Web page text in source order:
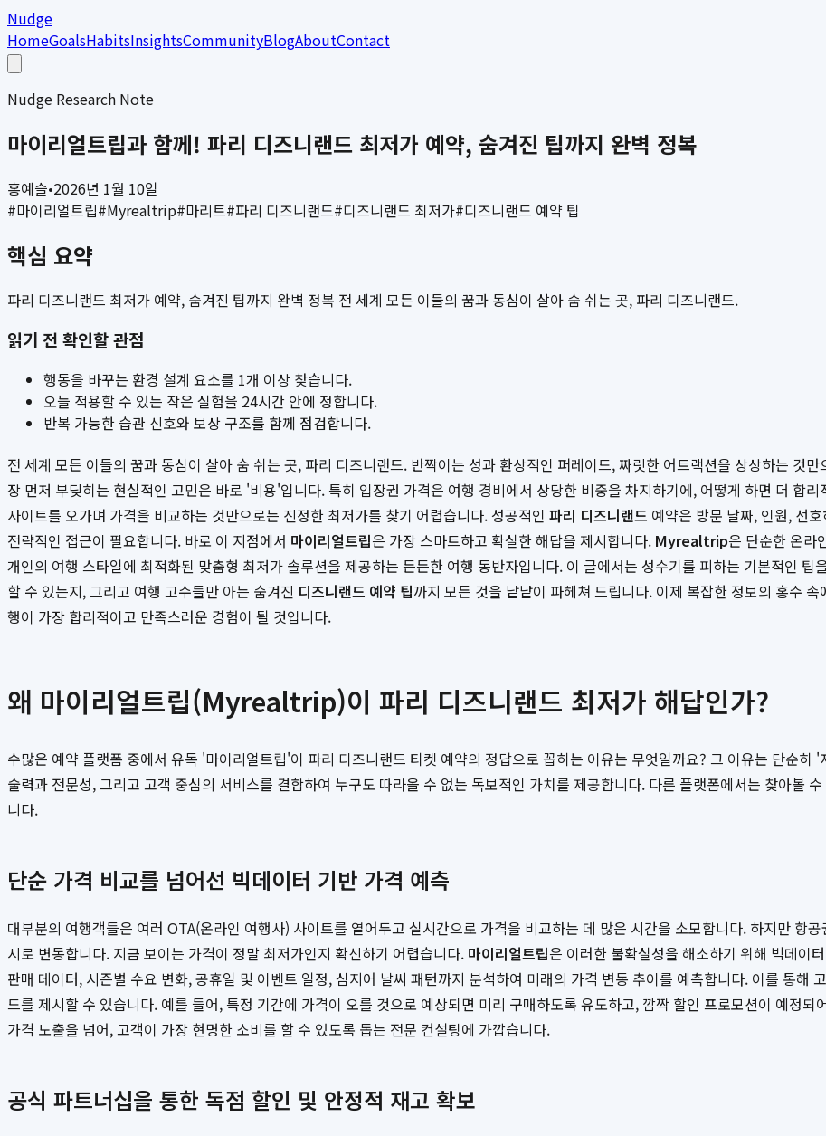
Nudge
HomeGoalsHabitsInsightsCommunityBlogAboutContact
Nudge Research Note
마이리얼트립과 함께! 파리 디즈니랜드 최저가 예약, 숨겨진 팁까지 완벽 정복
홍예슬•2026년 1월 10일
#마이리얼트립#Myrealtrip#마리트#파리 디즈니랜드#디즈니랜드 최저가#디즈니랜드 예약 팁
핵심 요약
파리 디즈니랜드 최저가 예약, 숨겨진 팁까지 완벽 정복 전 세계 모든 이들의 꿈과 동심이 살아 숨 쉬는 곳, 파리 디즈니랜드.
읽기 전 확인할 관점
행동을 바꾸는 환경 설계 요소를 1개 이상 찾습니다.
오늘 적용할 수 있는 작은 실험을 24시간 안에 정합니다.
반복 가능한 습관 신호와 보상 구조를 함께 점검합니다.
전 세계 모든 이들의 꿈과 동심이 살아 숨 쉬는 곳, 파리 디즈니랜드. 반짝이는 성과 환상적인 퍼레이드, 짜릿한 어트랙션을 상상하는 것
장 먼저 부딪히는 현실적인 고민은 바로 '비용'입니다. 특히 입장권 가격은 여행 경비에서 상당한 비중을 차지하기에, 어떻게 하면 더 합
사이트를 오가며 가격을 비교하는 것만으로는 진정한 최저가를 찾기 어렵습니다. 성공적인 파리 디즈니랜드 예약은 방문 날짜, 인원, 선
전략적인 접근이 필요합니다. 바로 이 지점에서 마이리얼트립은 가장 스마트하고 확실한 해답을 제시합니다. Myrealtrip은 단순한 온라
개인의 여행 스타일에 최적화된 맞춤형 최저가 솔루션을 제공하는 든든한 여행 동반자입니다. 이 글에서는 성수기를 피하는 기본적인 팁
할 수 있는지, 그리고 여행 고수들만 아는 숨겨진 디즈니랜드 예약 팁까지 모든 것을 낱낱이 파헤쳐 드립니다. 이제 복잡한 정보의 홍수
행이 가장 합리적이고 만족스러운 경험이 될 것입니다.
왜 마이리얼트립(Myrealtrip)이 파리 디즈니랜드 최저가 해답인가?
수많은 예약 플랫폼 중에서 유독 '마이리얼트립'이 파리 디즈니랜드 티켓 예약의 정답으로 꼽히는 이유는 무엇일까요? 그 이유는 단순히
술력과 전문성, 그리고 고객 중심의 서비스를 결합하여 누구도 따라올 수 없는 독보적인 가치를 제공합니다. 다른 플랫폼에서는 찾아볼
니다.
단순 가격 비교를 넘어선 빅데이터 기반 가격 예측
대부분의 여행객들은 여러 OTA(온라인 여행사) 사이트를 열어두고 실시간으로 가격을 비교하는 데 많은 시간을 소모합니다. 하지만 항
시로 변동합니다. 지금 보이는 가격이 정말 최저가인지 확신하기 어렵습니다. 마이리얼트립은 이러한 불확실성을 해소하기 위해 빅데이
판매 데이터, 시즌별 수요 변화, 공휴일 및 이벤트 일정, 심지어 날씨 패턴까지 분석하여 미래의 가격 변동 추이를 예측합니다. 이를 통해
드를 제시할 수 있습니다. 예를 들어, 특정 기간에 가격이 오를 것으로 예상되면 미리 구매하도록 유도하고, 깜짝 할인 프로모션이 예정
가격 노출을 넘어, 고객이 가장 현명한 소비를 할 수 있도록 돕는 전문 컨설팅에 가깝습니다.
공식 파트너십을 통한 독점 할인 및 안정적 재고 확보